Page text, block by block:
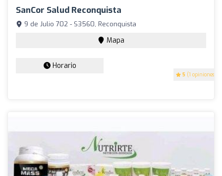
SanCor Salud Reconquista
5 (1 opiniones)
9 de Julio 702 - S3560, Reconquista
Mapa
Horario